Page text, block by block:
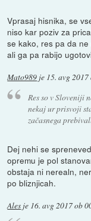
Vprasaj hisnika, se
niso kar poziv za
se kako, res pa da
ali ga pa rabijo
Mato989 je 15. avg
Res so v Sloveniji
nekaj ur prisvoji
začasnega
Dej nehi se
opremu je pol
obstaja ni nerealn,
po bliznjicah.
Ales je 16. avg 2017 ob